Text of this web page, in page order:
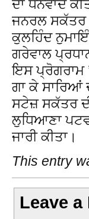
ਦਾ ਧੰਨਵਾਦ
ਜਨਰਲ ਸਕੱਤਰ
ਕੁਲਹਿੰਦ
ਗਰੇਵਾਲ
ਇਸ ਪ੍ਰੋਗਰਾਮ
ਗਾ ਕੇ ਸਾਰਿਆਂ
ਸਟੇਜ਼ ਸਕੱਤਰ
ਲੁਧਿਆਣਾ
ਜਾਰੀ ਕੀਤਾ।
This entry
Leave a